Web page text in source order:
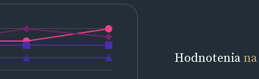
Hodnotenia